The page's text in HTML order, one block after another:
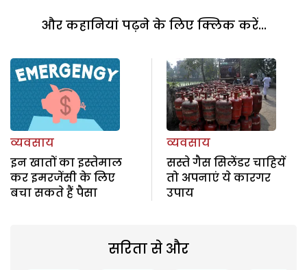
और कहानियां पढ़ने के लिए क्लिक करें...
व्यवसाय
इन खातों का इस्तेमाल
कर इमरजेंसी के लिए
बचा सकते हैं पैसा
व्यवसाय
सस्ते गैस सिलेंडर चाहियें
तो अपनाएं ये कारगर
उपाय
सरिता से और